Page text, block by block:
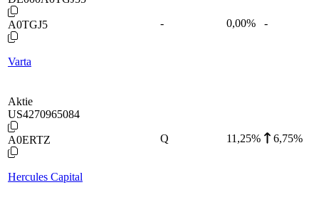
A0TGJ5
Varta
- 0,00% -
Aktie
US4270965084
A0ERTZ
Hercules Capital
Q 11,25% 6,75%